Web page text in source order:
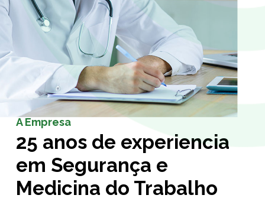
A Empresa
25 anos de experiencia
em Segurança e
Medicina do Trabalho